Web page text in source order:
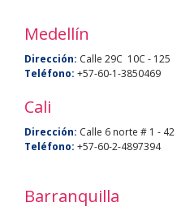
Medellín
Dirección: Calle 29C 10C - 125
Teléfono: +57-60-1-3850469
Cali
Dirección: Calle 6 norte # 1 - 42
Teléfono: +57-60-2-4897394
Barranquilla